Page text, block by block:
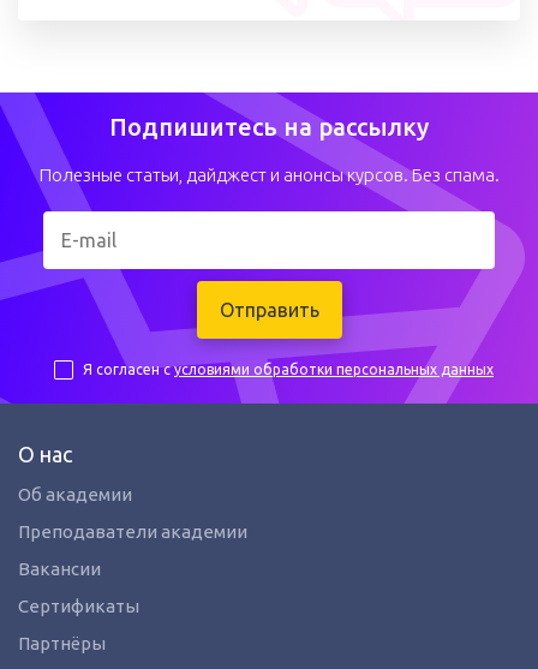
Подпишитесь на рассылку
Полезные статьи, дайджест и анонсы курсов. Без спама.
Отправить
Я согласен сусловиями обработки персональных данных
О нас
Об академии
Преподаватели академии
Вакансии
Сертификаты
Партнёры